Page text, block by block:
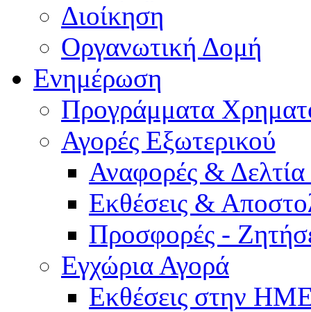
Διοίκηση
Οργανωτική Δομή
Ενημέρωση
Προγράμματα
Αγορές Εξωτερικού
Αναφορές &
Εκθέσεις &
Προσφορές -
Εγχώρια Αγορά
Εκθέσεις στην